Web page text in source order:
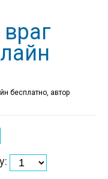
бесплатно, автор